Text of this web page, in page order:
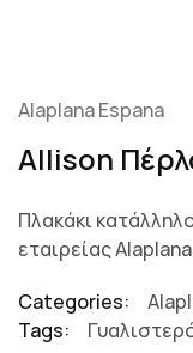
Alaplana Espana
Allison
Πλακάκι
εταιρείας
Categories:
Tags: